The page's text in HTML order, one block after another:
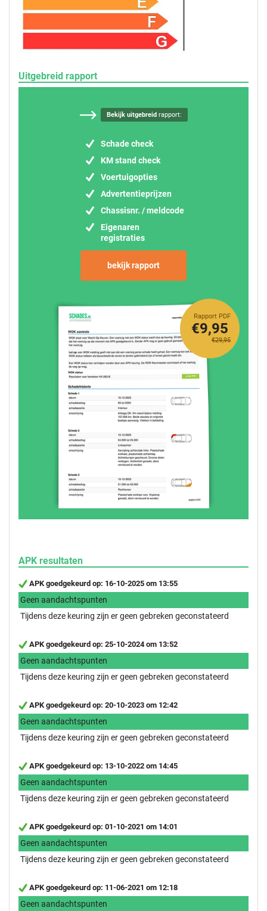
Uitgebreid rapport
Bekijk uitgebreidrapport:
Schade check
KM stand check
Voertuigopties
Advertentieprijzen
Chassisnr. / meldcode
Eigenaren
registraties
bekijk rapport
Rapport PDF
€29,95
€9,95
APK resultaten
APK goedgekeurd op: 16-10-2025 om 13:55
Geen aandachtspunten
Tijdens deze keuring zijn er geen gebreken geconstateerd
APK goedgekeurd op: 25-10-2024 om 13:52
Geen aandachtspunten
Tijdens deze keuring zijn er geen gebreken geconstateerd
APK goedgekeurd op: 20-10-2023 om 12:42
Geen aandachtspunten
Tijdens deze keuring zijn er geen gebreken geconstateerd
APK goedgekeurd op: 13-10-2022 om 14:45
Geen aandachtspunten
Tijdens deze keuring zijn er geen gebreken geconstateerd
APK goedgekeurd op: 01-10-2021 om 14:01
Geen aandachtspunten
Tijdens deze keuring zijn er geen gebreken geconstateerd
APK goedgekeurd op: 11-06-2021 om 12:18
Geen aandachtspunten